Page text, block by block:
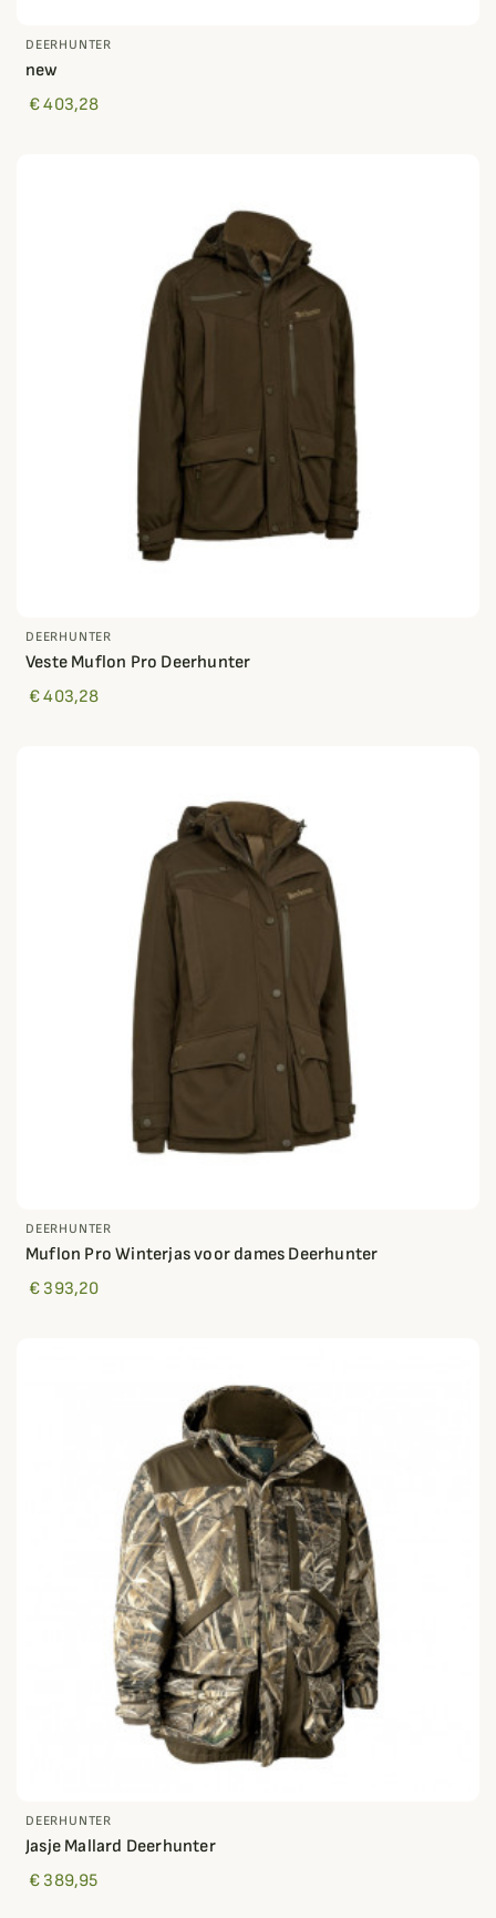
DEERHUNTER
new
€ 403,28
DEERHUNTER
Veste Muflon Pro Deerhunter
€ 403,28
DEERHUNTER
Muflon Pro Winterjas voor dames Deerhunter
€ 393,20
DEERHUNTER
Jasje Mallard Deerhunter
€ 389,95